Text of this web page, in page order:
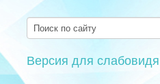
Версия для